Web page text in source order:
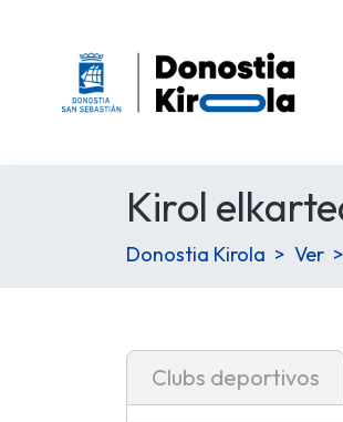
Kirol
Donostia Kirola Ver
Clubs deportivos